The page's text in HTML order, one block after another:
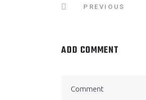
PREVIOUS
ADD COMMENT